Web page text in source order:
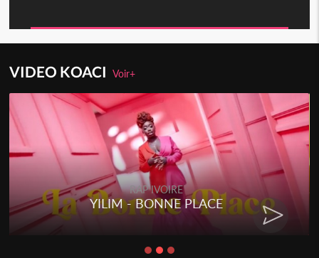
VIDEO KOACIVoir+
RAP IVOIRE
YILIM - BONNE PLACE